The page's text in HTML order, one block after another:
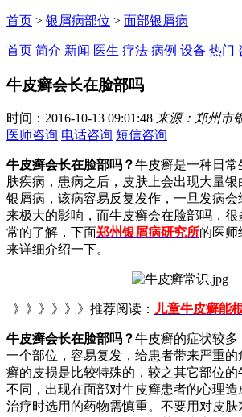
首页 > 银屑病部位 > 面部银屑病
首页 简介 新闻 医生 疗法 病例 设备 热门
牛皮癣会长在脸部吗
时间：2016-10-13 09:01:48 来源：郑州市
医师咨询 电话咨询 短信咨询
牛皮癣会长在脸部吗？牛皮癣是一种日
肤疾病，患病之后，皮肤上会出现大量银
银屑病，该病容易反复发作，一旦发病
来极大的影响，而牛皮癣会在脸部吗，
常的了解，下面郑州银屑病研究所的医师
来详细介绍一下。
》》》》》》推荐阅读： 儿童牛皮癣能
牛皮癣会长在脸部吗？牛皮癣的症状较
一个部位，容易复发，给患者带来严重
癣的皮损是比较特殊的，较之其它部位
不同，出现在面部对牛皮癣患者的心理
治疗时选用的药物需慎重。不要用对皮